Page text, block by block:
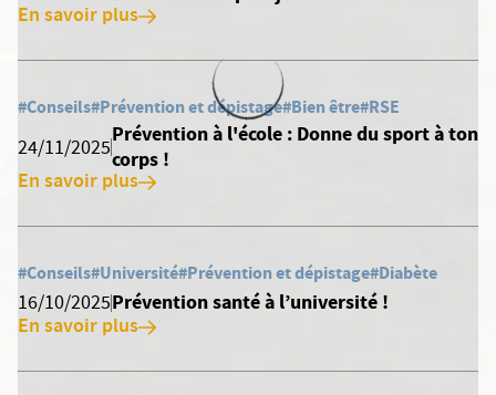
En savoir plus
#Conseils#Prévention et dépistage#Bien être#RSE
24/11/2025
Prévention à l'école : Donne du sport à ton
corps !
En savoir plus
#Conseils#Université#Prévention et dépistage#Diabète
16/10/2025Prévention santé à l’université !
En savoir plus